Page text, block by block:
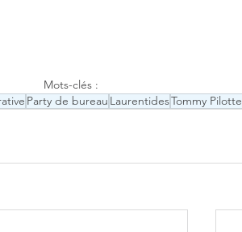
Mots-clés :
Party de bureau LaurentidesTommy Pilotte